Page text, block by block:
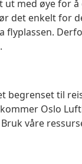
med øye for
det enkelt for
flyplassen.
til
Oslo
våre